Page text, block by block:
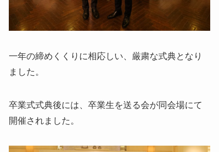
一年の締めくくりに相応しい、厳粛な式典となり
ました。
卒業式式典後には、卒業生を送る会が同会場にて
開催されました。